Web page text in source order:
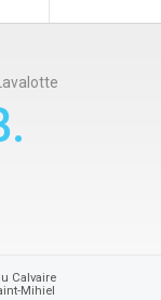
Calvaire
Mihiel